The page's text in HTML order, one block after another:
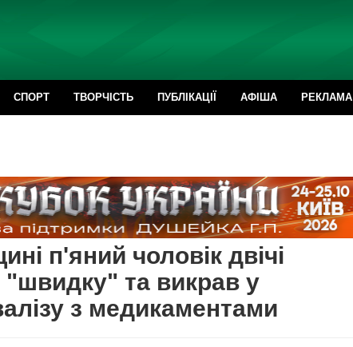
СПОРТ ТВОРЧІСТЬ ПУБЛІКАЦІЇ АФІША РЕКЛАМА
п'яний чоловік двічі
"швидку" та викрав у
з медикаментами